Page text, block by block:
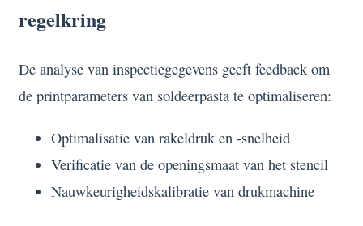
regelkring
De analyse van inspectiegegevens geeft feedback om
de printparameters van soldeerpasta te optimaliseren:
Optimalisatie van rakeldruk en -snelheid
Verificatie van de openingsmaat van het stencil
Nauwkeurigheidskalibratie van drukmachine